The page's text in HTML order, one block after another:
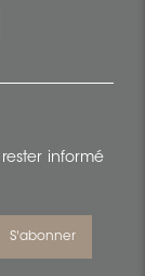
informé
S'abonner